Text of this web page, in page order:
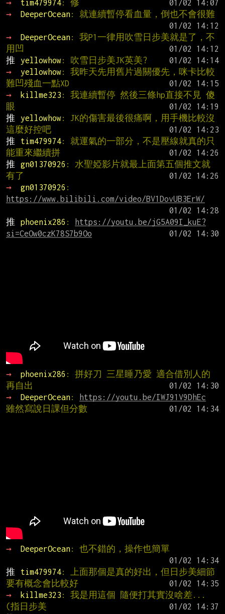
→
tim479974: 修
→
DeeperOcean: 就連續暫停看血量，倒也不會很難
→
DeeperOcean: 我P1一律用吹雪日步美就是了，不
用凹
推
yellowhow: 吹雪日步美JK英美?
→
yellowhow: 我昨天先用舊片過關優先，咪卡比較
難凹殘血一點XD
→
killme323 : 我連續暫停 然後三條hp直接不見 傻
眼
推
yellowhow: JK的傷害最後很痛啊，用手機比較沒
這麼好控吧
推
tim479974: 就運氣的一部分，不是壓線就真的只
能重來繼續拼
推
gn01370926 : 水聖婭影片就最上面第五個推文就
有了
→
gn01370926
https://www.bilibili.com/video/BV1DovUB3ErW/
推
phoenix286 :
https://youtu.be/jG5A09I_kuE?
si=CeOw0czK78S7b9Oo
→ phoenix286 : 拼好刀 三星睡乃愛 適合借別人的
再自出
→
DeeperOcean:
https://youtu.be/IWJ91V9DhEc
雖然寫說日課但分數
→ DeeperOcean: 也不錯的，操作也簡單
推
tim479974: 上面那個是真的好出，但日步美細節
要有概念會比較好
→
killme323 : 我是用這個 隨便打其實沒啥差...
(指日步美